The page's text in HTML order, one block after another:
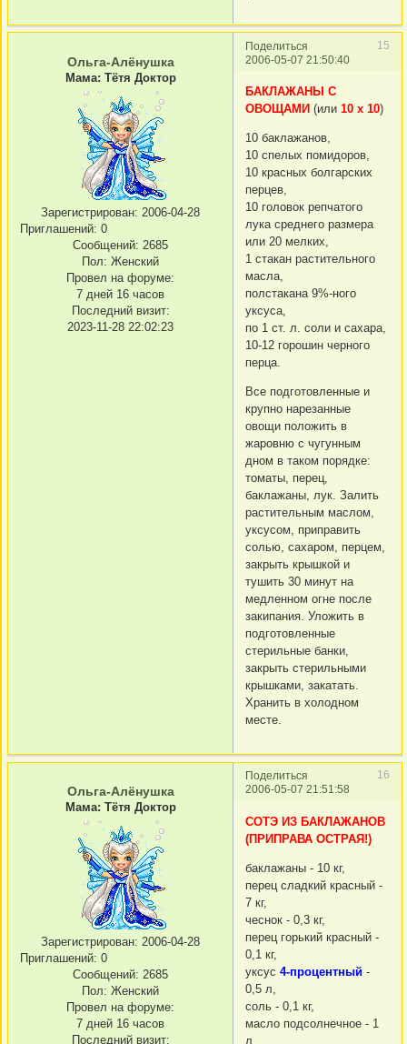
Поделиться
15
2006-05-07 21:50:40
Ольга-Алёнушка
Мама: Тётя Доктор
Зарегистрирован: 2006-04-28
Приглашений: 0
Сообщений: 2685
Пол: Женский
Провел на форуме:
7 дней 16 часов
Последний визит:
2023-11-28 22:02:23
БАКЛАЖАНЫ С
ОВОЩАМИ (или 10 х 10)
10 баклажанов,
10 спелых помидоров,
10 красных болгарских
перцев,
10 головок репчатого
лука среднего размера
или 20 мелких,
1 стакан растительного
масла,
полстакана 9%-ного
уксуса,
по 1 ст. л. соли и сахара,
10-12 горошин черного
перца.
Все подготовленные и
крупно нарезанные
овощи положить в
жаровню с чугунным
дном в таком порядке:
томаты, перец,
баклажаны, лук. Залить
растительным маслом,
уксусом, приправить
солью, сахаром, перцем,
закрыть крышкой и
тушить 30 минут на
медленном огне после
закипания. Уложить в
подготовленные
стерильные банки,
закрыть стерильными
крышками, закатать.
Хранить в холодном
месте.
Поделиться
16
2006-05-07 21:51:58
Ольга-Алёнушка
Мама: Тётя Доктор
Зарегистрирован: 2006-04-28
Приглашений: 0
Сообщений: 2685
Пол: Женский
Провел на форуме:
7 дней 16 часов
Последний визит:
СОТЭ ИЗ БАКЛАЖАНОВ
(ПРИПРАВА ОСТРАЯ!)
баклажаны - 10 кг,
перец сладкий красный -
7 кг,
чеснок - 0,3 кг,
перец горький красный -
0,1 кг,
уксус 4-процентный -
0,5 л,
соль - 0,1 кг,
масло подсолнечное - 1
л.